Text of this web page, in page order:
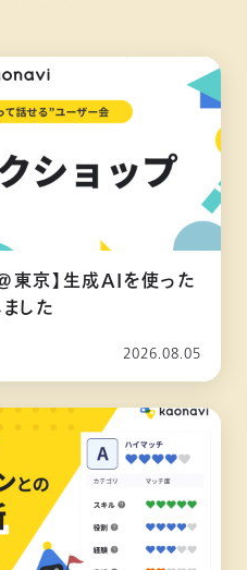
東京】生成AIを使った
した
2026.08.05